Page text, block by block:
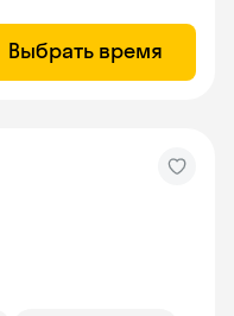
Выбрать время